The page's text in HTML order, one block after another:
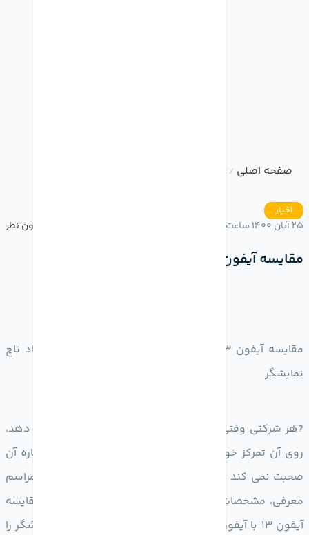
صفحه اصلی /
اخبار
25 آبان 1400 ساعت 15:52 بدون نظر
مقایسه آیفون13با آیفون12
‎مقایسه آیفون 13 با آیفون 12 از نظر وزن، ضخامت و ابعاد ناچ
نمایشگر
‎?هر شرکتی وقتی مشخصاتی از دستگاه خود را بهبود می دهد،
روی آن تمرکز خواهد کرد و وقتی که پسرفت می کند درباره آن
صحبت نمی کند مگر شما پس فروکش کردن هیجان‌های مراسم
معرفی، مشخصات رسمی به بخوانید. امروز می خواهیم مقایسه
آیفون 13 با آیفون 12 از نظر وزن، ضخامت و ابعاد ناچ نمایشگر را